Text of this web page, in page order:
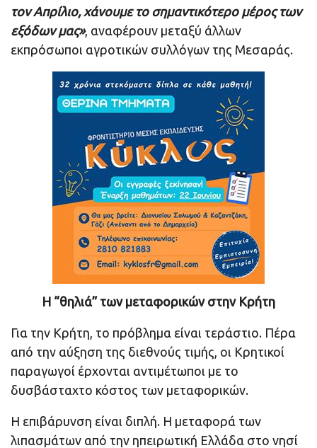
τον Απρίλιο, χάνουμε το σημαντικότερο μέρος των
εξόδων μας», αναφέρουν μεταξύ άλλων
εκπρόσωποι αγροτικών συλλόγων της Μεσαράς.
Η “θηλιά” των μεταφορικών στην Κρήτη
Για την Κρήτη, το πρόβλημα είναι τεράστιο. Πέρα
από την αύξηση της διεθνούς τιμής, οι Κρητικοί
παραγωγοί έρχονται αντιμέτωποι με το
δυσβάσταχτο κόστος των μεταφορικών.
Η επιβάρυνση είναι διπλή. Η μεταφορά των
λιπασμάτων από την ηπειρωτική Ελλάδα στο νησί